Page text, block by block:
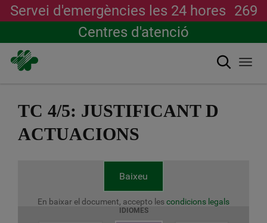
contingut
Servei d'emergències les 24 hores 269
Centres d'atenció
Cerca
TC 4/5: JUSTIFICANT D
ACTUACIONS
Baixeu
En baixar el document, accepto lescondicions legals
IDIOMES